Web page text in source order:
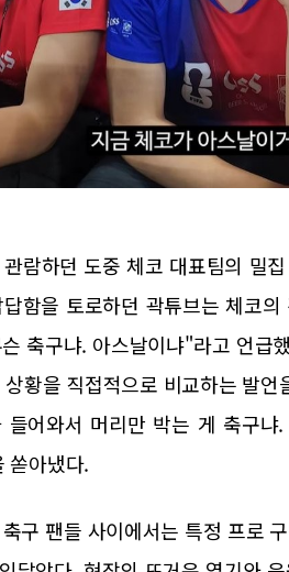
람하던 도중 체코 대표팀의 밀
함을 토로하던 곽튜브는 체코
축구냐. 아스날이냐"라고 언급
황을 직접적으로 비교하는 발
어와서 머리만 박는 게 축구
쏟아냈다.
구 팬들 사이에서는 특정 프로